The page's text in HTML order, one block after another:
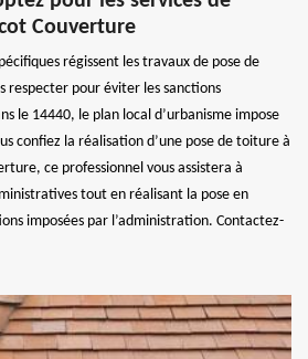
Couverture
régissent les travaux de pose de
respecter pour éviter les sanctions
le 14440, le plan local d’urbanisme impose
confiez la réalisation d’une pose de toiture à
ce professionnel vous assistera à
tout en réalisant la pose en
imposées par l’administration. Contactez-